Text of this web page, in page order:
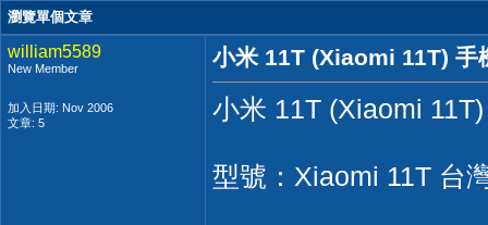
瀏覽單個文章
william5589
New Member
加入日期: Nov 2006
文章: 5
小米 11T (Xiaomi 11T) 手
小米 11T (Xiaomi
型號：Xiaomi 11T 台